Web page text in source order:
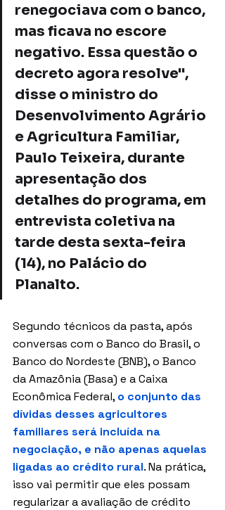
renegociava com o banco,
mas ficava no escore
negativo. Essa questão o
decreto agora resolve",
disse o ministro do
Desenvolvimento Agrário
e Agricultura Familiar,
Paulo Teixeira, durante
apresentação dos
detalhes do programa, em
entrevista coletiva na
tarde desta sexta-feira
(14), no Palácio do
Planalto.
Segundo técnicos da pasta, após
conversas com o Banco do Brasil, o
Banco do Nordeste (BNB), o Banco
da Amazônia (Basa) e a Caixa
Econômica Federal, o conjunto das
dívidas desses agricultores
familiares será incluída na
negociação, e não apenas aquelas
ligadas ao crédito rural. Na prática,
isso vai permitir que eles possam
regularizar a avaliação de crédito